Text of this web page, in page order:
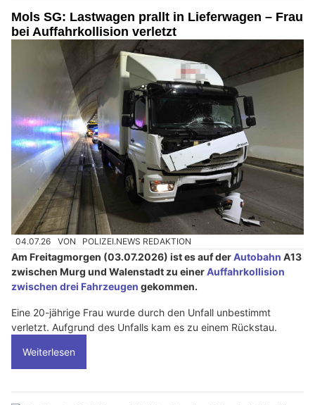
Mols SG: Lastwagen prallt in Lieferwagen – Frau
bei Auffahrkollision verletzt
04.07.26 VON POLIZEI.NEWS REDAKTION
Am Freitagmorgen (03.07.2026) ist es auf derAutobahn A13
zwischen Murg und Walenstadt zu einerAuffahrkollision
zwischen drei Fahrzeugen gekommen.
Eine 20-jährige Frau wurde durch den Unfall unbestimmt
verletzt. Aufgrund des Unfalls kam es zu einem Rückstau.
Weiterlesen